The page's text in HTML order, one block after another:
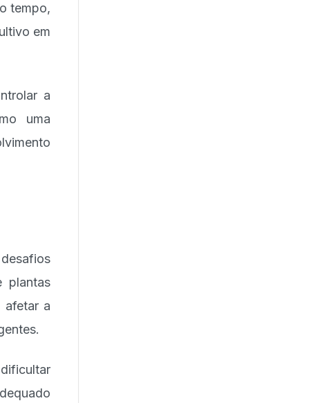
tempo,
em
a
uma
plantas
afetar a